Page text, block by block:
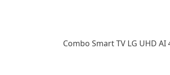
Combo Smart TV LG UHD